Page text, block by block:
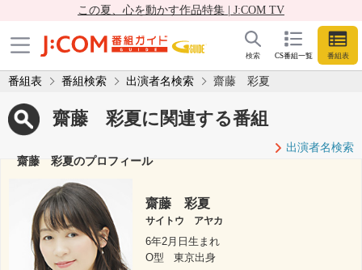
この夏、心を動かす作品特集 | J:COM TV
CS番組一覧 番組表
検索
番組表 番組検索 出演者名検索 齋藤 彩夏
齋藤 彩夏に関連する番組
出演者名検索
齋藤 彩夏のプロフィール
齋藤 彩夏
サイトウ アヤカ
6年2月日生まれ
O型
東京出身